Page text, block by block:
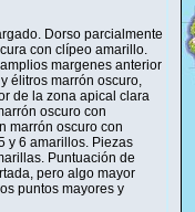
Dorso parcialmente
con clípeo amarillo.
margenes anterior
élitros marrón oscuro,
de la zona apical clara
oscuro con
marrón oscuro con
y 6 amarillos. Piezas
Puntuación de
pero algo mayor
puntos mayores y